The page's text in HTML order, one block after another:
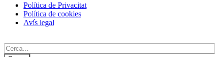
Política de Privacitat
Política de cookies
Avís legal